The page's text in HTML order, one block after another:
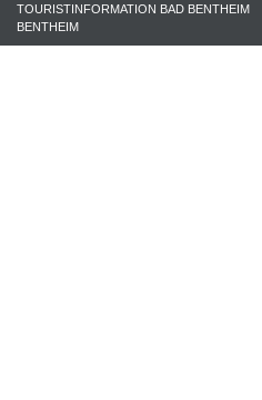
TOURISTINFORMATION BAD BENTHEIM
BENTHEIM